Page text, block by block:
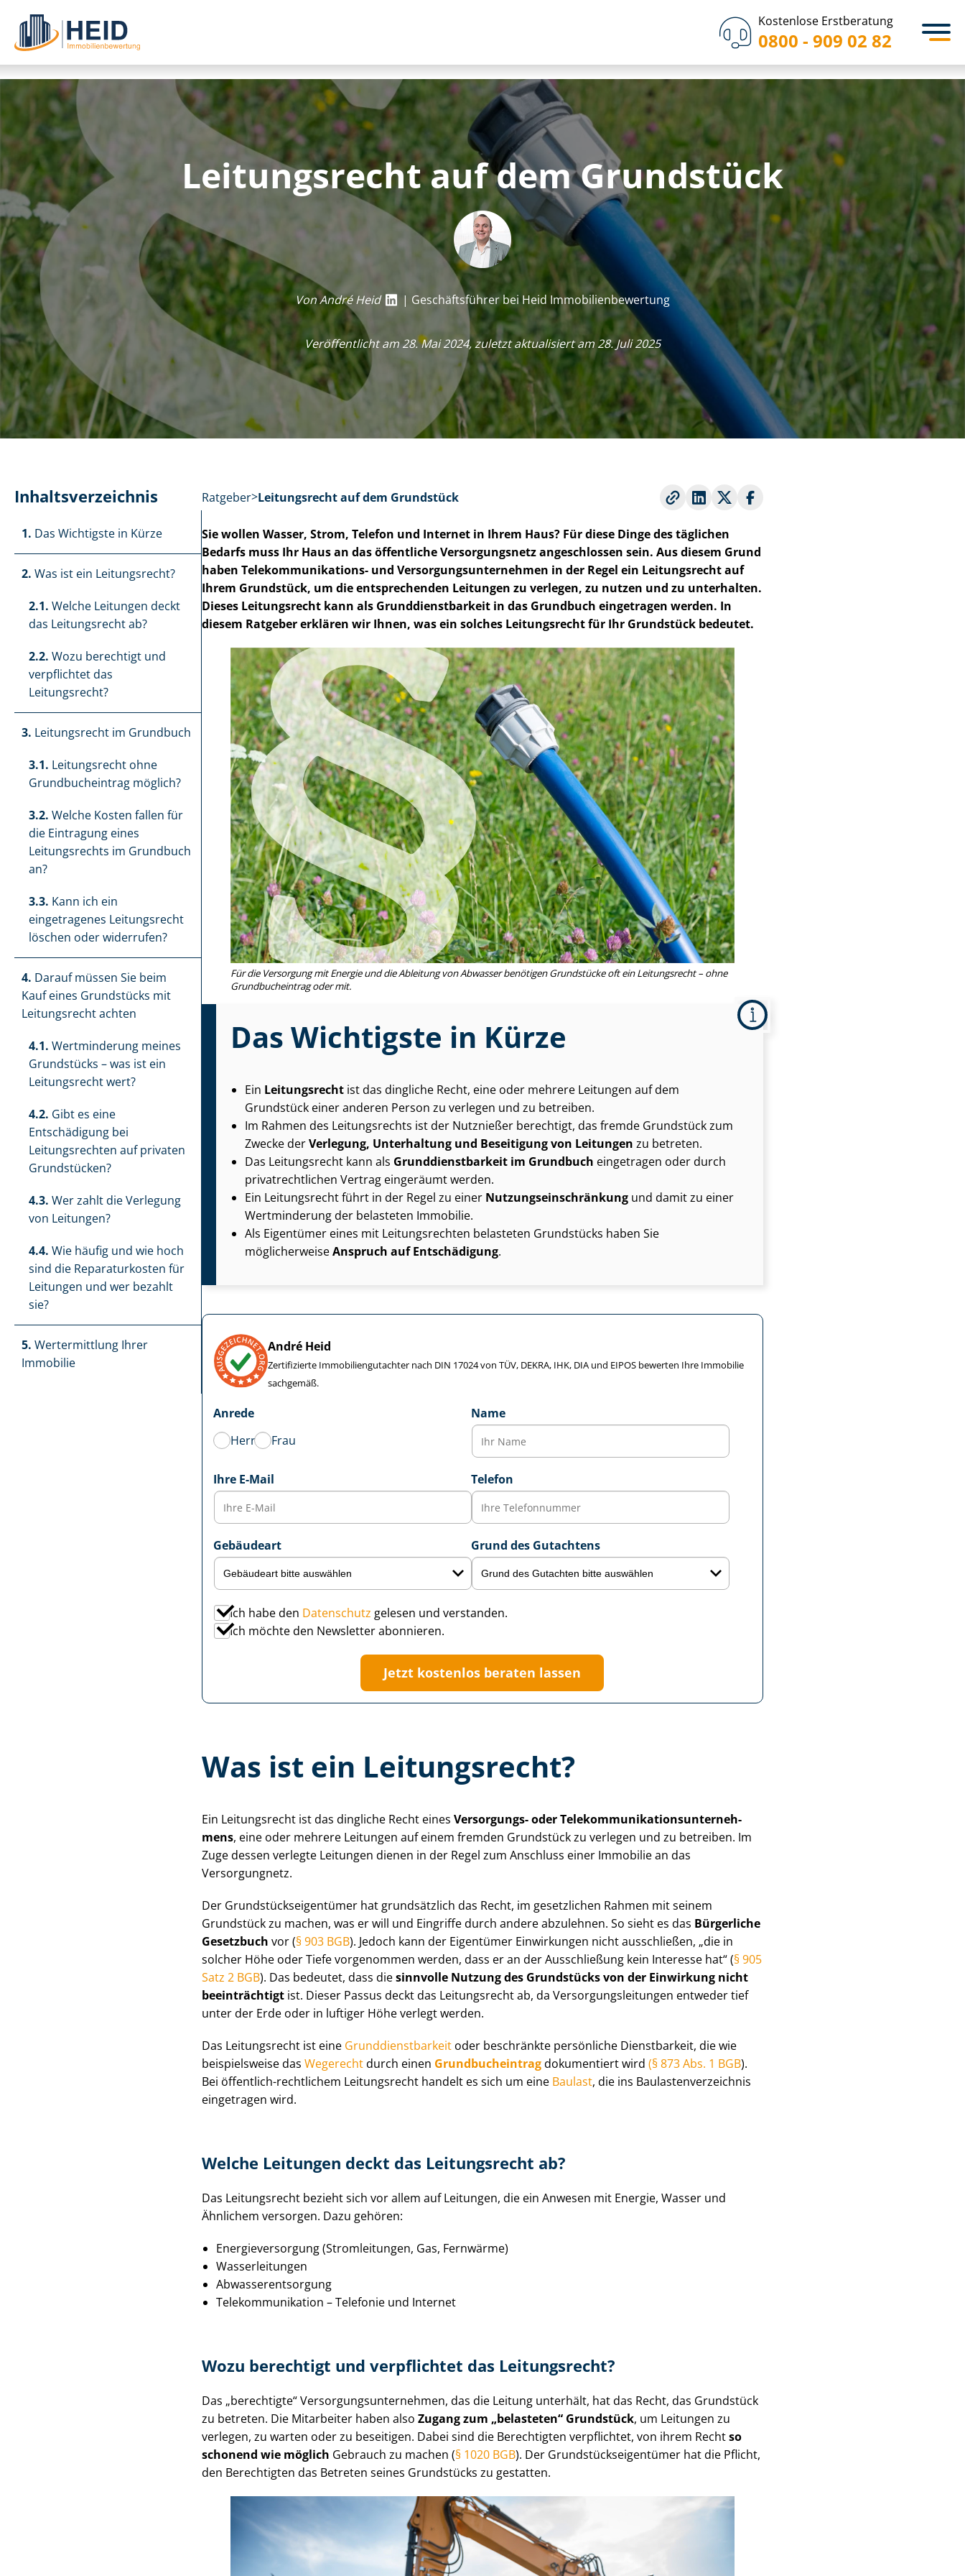
Kostenlose Erstberatung
0800 - 909 02 82
Leitungsrecht auf dem Grundstück
Von André Heid | Geschäftsführer bei Heid Im­mo­bi­li­en­be­wer­tung
Veröffentlicht am 28. Mai 2024, zuletzt aktualisiert am 28. Juli 2025
In­halts­ver­zeich­nis
1. Das Wichtigste in Kürze
2. Was ist ein Leitungsrecht?
2.1. Welche Leitungen deckt
das Leitungsrecht ab?
2.2. Wozu berechtigt und
verpflichtet das
Leitungsrecht?
3. Leitungsrecht im Grundbuch
3.1. Leitungsrecht ohne
Grund­buch­ein­trag möglich?
3.2. Welche Kosten fallen für
die Eintragung eines
Leitungsrechts im Grundbuch
an?
3.3. Kann ich ein
eingetragenes Leitungsrecht
löschen oder widerrufen?
4. Darauf müssen Sie beim
Kauf eines Grundstücks mit
Leitungsrecht achten
4.1. Wertminderung meines
Grundstücks – was ist ein
Leitungsrecht wert?
4.2. Gibt es eine
Entschädigung bei
Leitungsrechten auf privaten
Grundstücken?
4.3. Wer zahlt die Verlegung
von Leitungen?
4.4. Wie häufig und wie hoch
sind die Reparaturkosten für
Leitungen und wer bezahlt
sie?
5. Wertermittlung Ihrer
Immobilie
Ratgeber Leitungsrecht auf dem Grundstück
Sie wollen Wasser, Strom, Telefon und Internet in Ihrem Haus? Für diese Dinge des täglichen
Bedarfs muss Ihr Haus an das öffentliche Versorgungsnetz angeschlossen sein. Aus diesem Grund
haben Te­le­kom­mu­ni­ka­ti­ons- und Ver­sor­gungs­un­ter­neh­men in der Regel ein Leitungsrecht auf
Ihrem Grundstück, um die entsprechenden Leitungen zu verlegen, zu nutzen und zu unterhalten.
Dieses Leitungsrecht kann als Grund­dienst­bar­keit in das Grundbuch eingetragen werden. In
diesem Ratgeber erklären wir Ihnen, was ein solches Leitungsrecht für Ihr Grundstück bedeutet.
Für die Versorgung mit Energie und die Ableitung von Abwasser benötigen Grundstücke oft ein Leitungsrecht – ohne
Grund­buch­ein­trag oder mit.
Das Wichtigste in Kürze
Ein Leitungsrechtist das dingliche Recht, eine oder mehrere Leitungen auf dem
Grundstück einer anderen Person zu verlegen und zu betreiben.
Im Rahmen des Leitungsrechts ist der Nutznießer berechtigt, das fremde Grundstück zum
Zwecke derVerlegung, Unterhaltung und Beseitigung von Leitungen zu betreten.
Das Leitungsrecht kann als Grund­dienst­bar­keit im Grundbuch eingetragen oder durch
pri­vat­recht­li­chen Vertrag eingeräumt werden.
Ein Leitungsrecht führt in der Regel zu einer Nut­zungs­ein­schrän­kungund damit zu einer
Wertminderung der belasteten Immobilie.
Als Eigentümer eines mit Leitungsrechten belasteten Grundstücks haben Sie
möglicherweiseAnspruch auf Entschädigung.
André Heid
Zertifizierte Im­mo­bi­li­en­gut­ach­ter nach DIN 17024 von TÜV, DEKRA, IHK, DIA und EIPOS bewerten Ihre Immobilie
sachgemäß.
Anrede
Herr
Frau
Name
Ihre E-Mail Telefon
Gebäudeart Grund des Gutachtens
Ich habe den Datenschutz gelesen und verstanden.
Ich möchte den Newsletter abonnieren.
Jetzt kostenlos beraten lassen
Was ist ein Leitungsrecht?
Ein Leitungsrecht ist das dingliche Recht eines Versorgungs- oder Te­le­kom­mu­ni­ka­ti­ons­un­ter­neh­
mens, eine oder mehrere Leitungen auf einem fremden Grundstück zu verlegen und zu betreiben. Im
Zuge dessen verlegte Leitungen dienen in der Regel zum Anschluss einer Immobilie an das
Versorgungnetz.
Der Grund­stücks­ei­gen­tü­mer hat grundsätzlich das Recht, im gesetzlichen Rahmen mit seinem
Grundstück zu machen, was er will und Eingriffe durch andere abzulehnen. So sieht es das Bürgerliche
Gesetzbuch vor (§ 903 BGB). Jedoch kann der Eigentümer Einwirkungen nicht ausschließen, „die in
solcher Höhe oder Tiefe vorgenommen werden, dass er an der Ausschließung kein Interesse hat“ (§ 905
Satz 2 BGB). Das bedeutet, dass diesinnvolle Nutzung des Grundstücks von der Einwirkung nicht
beeinträchtigtist. Dieser Passus deckt das Leitungsrecht ab, da Ver­sor­gungs­lei­tun­gen entweder tief
unter der Erde oder in luftiger Höhe verlegt werden.
Das Leitungsrecht ist eine Grund­dienst­bar­keitoder beschränkte persönliche Dienstbarkeit, die wie
beispielsweise das Wegerechtdurch einen Grund­buch­ein­tragdokumentiert wird (§ 873 Abs. 1 BGB).
Bei öffentlich-rechtlichem Leitungsrecht handelt es sich um eine Baulast, die ins Bau­las­ten­ver­zeich­nis
eingetragen wird.
Welche Leitungen deckt das Leitungsrecht ab?
Das Leitungsrecht bezieht sich vor allem auf Leitungen, die ein Anwesen mit Energie, Wasser und
Ähnlichem versorgen. Dazu gehören:
En­er­gie­ver­sor­gung (Stromleitungen, Gas, Fernwärme)
Wasserleitungen
Ab­was­ser­ent­sor­gung
Te­le­kom­mu­ni­ka­ti­on – Telefonie und Internet
Wozu berechtigt und verpflichtet das Leitungsrecht?
Das „berechtigte“ Ver­sor­gungs­un­ter­neh­men, das die Leitung unterhält, hat das Recht, das Grundstück
zu betreten. Die Mitarbeiter haben also Zugang zum „belasteten“ Grundstück, um Leitungen zu
verlegen, zu warten oder zu beseitigen. Dabei sind die Berechtigten verpflichtet, von ihrem Rechtso
schonend wie möglich Gebrauch zu machen (§ 1020 BGB). Der Grund­stücks­ei­gen­tü­mer hat die Pflicht,
den Berechtigten das Betreten seines Grundstücks zu gestatten.